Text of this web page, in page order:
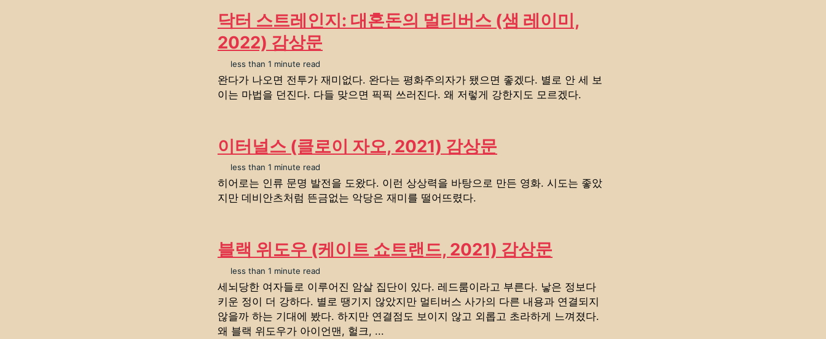
닥터 스트레인지: 대혼돈의 멀티버스 (샘 레이미,
2022) 감상문
less than 1 minute read
완다가 나오면 전투가 재미없다. 완다는 평화주의자가 됐으면 좋겠다. 별로 안 세 보
이는 마법을 던진다. 다들 맞으면 픽픽 쓰러진다. 왜 저렇게 강한지도 모르겠다.
이터널스 (클로이 자오, 2021) 감상문
less than 1 minute read
히어로는 인류 문명 발전을 도왔다. 이런 상상력을 바탕으로 만든 영화. 시도는 좋았
지만 데비안츠처럼 뜬금없는 악당은 재미를 떨어뜨렸다.
블랙 위도우 (케이트 쇼트랜드, 2021) 감상문
less than 1 minute read
세뇌당한 여자들로 이루어진 암살 집단이 있다. 레드룸이라고 부른다. 낳은 정보다
키운 정이 더 강하다. 별로 땡기지 않았지만 멀티버스 사가의 다른 내용과 연결되지
않을까 하는 기대에 봤다. 하지만 연결점도 보이지 않고 외롭고 초라하게 느껴졌다.
왜 블랙 위도우가 아이언맨, 헐크, ...